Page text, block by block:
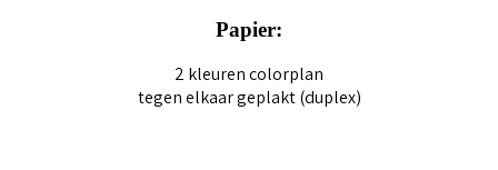
Papier:
2 kleuren colorplan
tegen elkaar geplakt (duplex)